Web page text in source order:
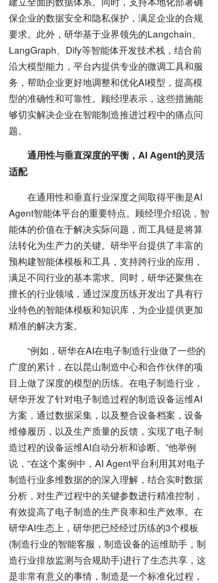
保企业的数据安全和隐私保护，满足企业的合规
要求。此外，研华基于业界领先的Langchain、
LangGraph、Dify等智能体开发技术栈，结合前
沿大模型能力，平台内提供专业的微调工具和服
务，帮助企业更好地调整和优化AI模型，提高模
型的准确性和可靠性。顾经理表示，这些措施能
够切实解决企业在智能制造推进过程中的痛点问
题。
通用性与垂直深度的平衡，AI Agent的灵活
适配
在通用性和垂直行业深度之间取得平衡是AI
Agent智能体平台的重要特点。顾经理介绍说，智
能体的价值在于解决实际问题，而工具链是将算
法转化为生产力的关键。研华平台提供了丰富的
预构建智能体模板和工具，支持跨行业的应用，
满足不同行业的基本需求。同时，研华还聚焦在
擅长的行业领域，通过深度历练开发出了具有行
业特色的智能体模板和知识库，为企业提供更加
精准的解决方案。
“例如，研华在AI在电子制造行业做了一些的
广度的累计，在以昆山制造中心和合作伙伴的项
目上做了深度的模型的历练。在电子制造行业，
研华开发了针对电子制造过程的制造设备运维AI
方案，通过数据采集，以及整合设备档案，设备
维修履历，以及生产质量的反馈，实现了电子制
造过程的设备运维AI自动分析和诊断。”他举例
说，“在这个案例中，AI Agent平台利用其对电子
制造行业多维数据的的深入理解，结合实时数据
分析，对生产过程中的关键参数进行精准控制，
有效提高了电子制造的生产良率和生产效率。在
研华AI生态上，研华把已经经过历练的3个模板
(制造行业的智能客服，制造设备的运维助手，制
造行业排放监测与合规助手)进行了生态共享，这
是非常有意义的事情，制造是一个标准化过程，